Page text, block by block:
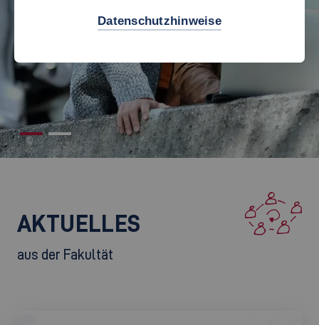
©
AKTUELLES
aus der Fakultät
Datenschutzhinweise